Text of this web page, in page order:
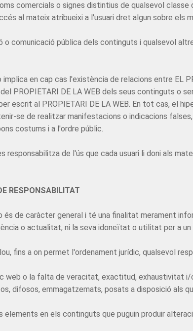
comercials o signes distintius de qualsevol
al mateix atribueixi a l'usuari dret algun sobre els
o comunicació pública dels continguts i qualsevol
implica en cap cas l'existència de relacions entre EL
PROPIETARI DE LA WEB dels seus continguts o
escrit al PROPIETARI DE LA WEB. En tot cas, el
se de realitzar manifestacions o indicacions
costums i a l'ordre públic.
responsabilitza de l'ús que cada usuari li doni als
RESPONSABILITAT
de caràcter general i té una finalitat merament
o actualitat, ni la seva idoneïtat o utilitat per a
fins a on permet l'ordenament jurídic, qualsevol
web o la falta de veracitat, exactitud,
difosos, emmagatzemats, posats a disposició als
elements en els continguts que puguin produir